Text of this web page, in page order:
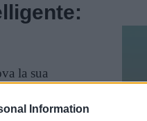
Information
la sua